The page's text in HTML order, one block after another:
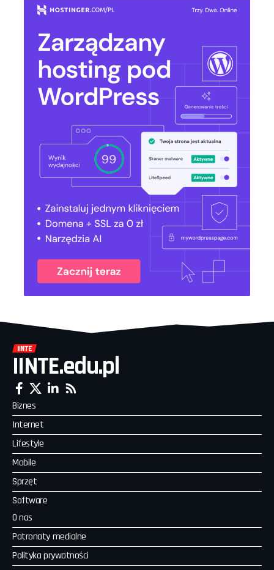
IINTE.edu.pl
Biznes
Internet
Lifestyle
Mobile
Sprzęt
Software
O nas
Patronaty medialne
Polityka prywatności